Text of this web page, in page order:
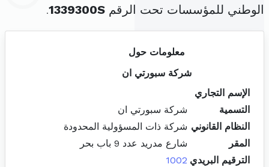
الوطني للمؤسسات تحت الرقم 1339300S
.
معلومات حول
شركة سبورتي ان
الإسم التجاري
التسمية
شركة سبورتي ان
النظام القانوني شركة ذات المسؤولية المحدودة
المقر
شارع مدريد عدد 9 باب بحر
الترقيم البريدي 1002